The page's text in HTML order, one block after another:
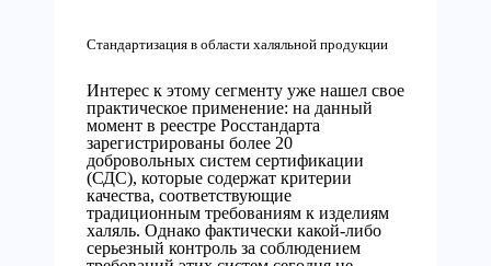
Стандартизация в области халяльной продукции
Интерес к этому сегменту уже нашел свое
практическое применение: на данный
момент в реестре Росстандарта
зарегистрированы более 20
добровольных систем сертификации
(СДС), которые содержат критерии
качества, соответствующие
традиционным требованиям к изделиям
халяль. Однако фактически какой-либо
серьезный контроль за соблюдением